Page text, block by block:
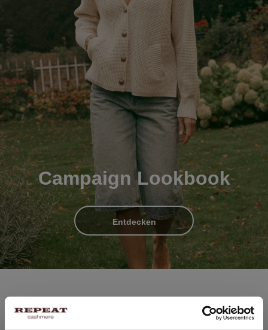
Campaign Lookbook
Entdecken